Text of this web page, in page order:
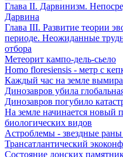
Глава II. Дарвинизм.
Дарвина
Глава III. Развитие теории
периоде. Неожиданные
отбора
Метеорит кампо-дель-сьело
Homo floresiensis - метр с
Каждый час на земле
Динозавров убила
Динозавров погубило
На земле начинается новый
биологических видов
Астроблемы - звездные раны
Трансатлантический
Состояние донских